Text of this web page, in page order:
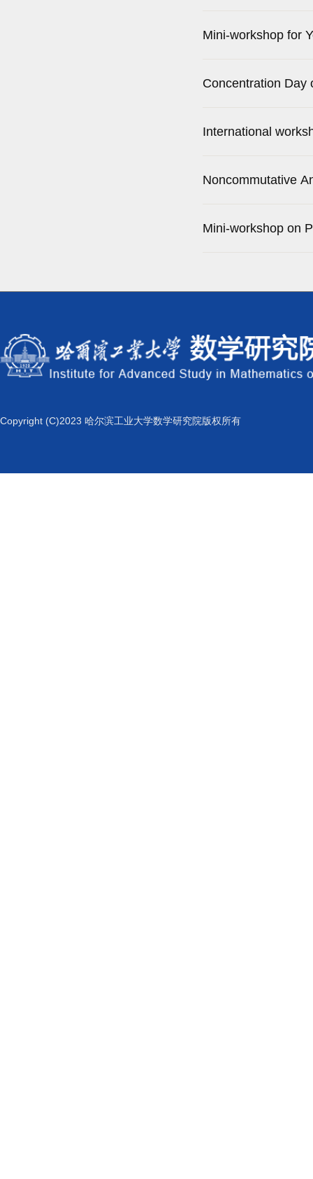
Mini-workshop for
Concentration Day
International
Noncommutative
Mini-workshop on
Copyright (C)2023 哈尔滨工业大学数学研究院版权所有